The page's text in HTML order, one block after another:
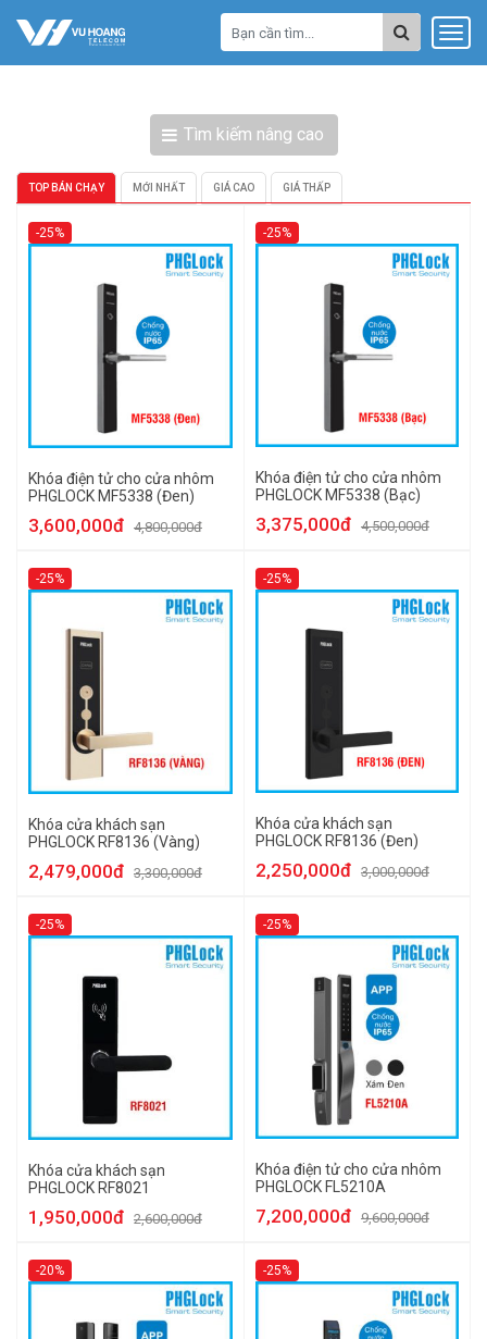
Tìm kiếm nâng cao
TOP BÁN CHẠY MỚI NHẤT GIÁ CAO GIÁ THẤP
-25%
Khóa điện tử cho cửa nhôm
PHGLOCK MF5338 (Đen)
3,600,000đ 4,800,000đ
-25%
Khóa điện tử cho cửa nhôm
PHGLOCK MF5338 (Bạc)
3,375,000đ 4,500,000đ
-25%
Khóa cửa khách sạn
PHGLOCK RF8136 (Vàng)
2,479,000đ 3,300,000đ
-25%
Khóa cửa khách sạn
PHGLOCK RF8136 (Đen)
2,250,000đ 3,000,000đ
-25%
Khóa cửa khách sạn
PHGLOCK RF8021
1,950,000đ 2,600,000đ
-25%
Khóa điện tử cho cửa nhôm
PHGLOCK FL5210A
7,200,000đ 9,600,000đ
-20% -25%